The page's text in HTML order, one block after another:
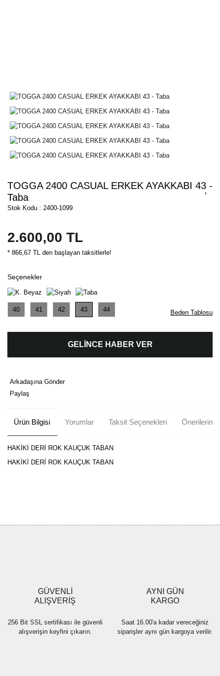
TOGGA 2400 CASUAL ERKEK AYAKKABI 43 -
Taba
Stok Kodu : 2400-1099
2.600,00 TL
* 866,67 TL den başlayan taksitlerle!
Seçenekler
40 41 42 43 44 Beden Tablosu
GELİNCE HABER VER
Arkadaşına Gönder
Paylaş
Ürün Bilgisi Yorumlar Taksit Seçenekleri Önerileriniz
HAKİKİ DERİ ROK KAUÇUK TABAN
HAKİKİ DERİ ROK KAUÇUK TABAN
Ürün fiyatı diğer sitelerden daha pahalı.
Bu ürüne benzer farklı alternatifler olmalı.
GÜVENLİ
ALIŞVERİŞ
256 Bit SSL sertifikası ile güvenli
alışverişin keyfini çıkarın.
AYNI GÜN
KARGO
Saat 16.00'a kadar vereceğiniz
siparişler aynı gün kargoya verilir.